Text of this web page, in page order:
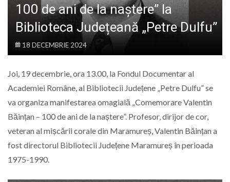
100 de ani de la naștere” la
Biblioteca Județeană „Petre Dulfu”
18 DECEMBRIE 2024
Joi, 19 decembrie, ora 13.00, la Fondul Documentar al
Academiei Române, al Bibliotecii Județene „Petre Dulfu” se
va organiza manifestarea omagială „Comemorare Valentin
Băințan – 100 de ani de la naștere”. Profesor, dirijor de cor,
veteran al mișcării corale din Maramureș, Valentin Băințan a
fost directorul Bibliotecii Județene Maramureș în perioada
1975-1990.